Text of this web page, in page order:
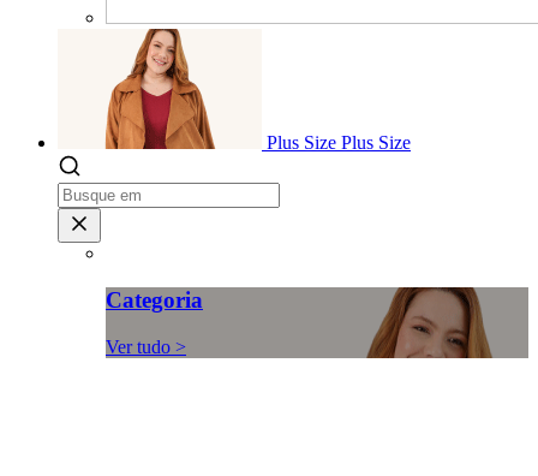
Plus Size Plus Size
Categoria
Ver tudo >